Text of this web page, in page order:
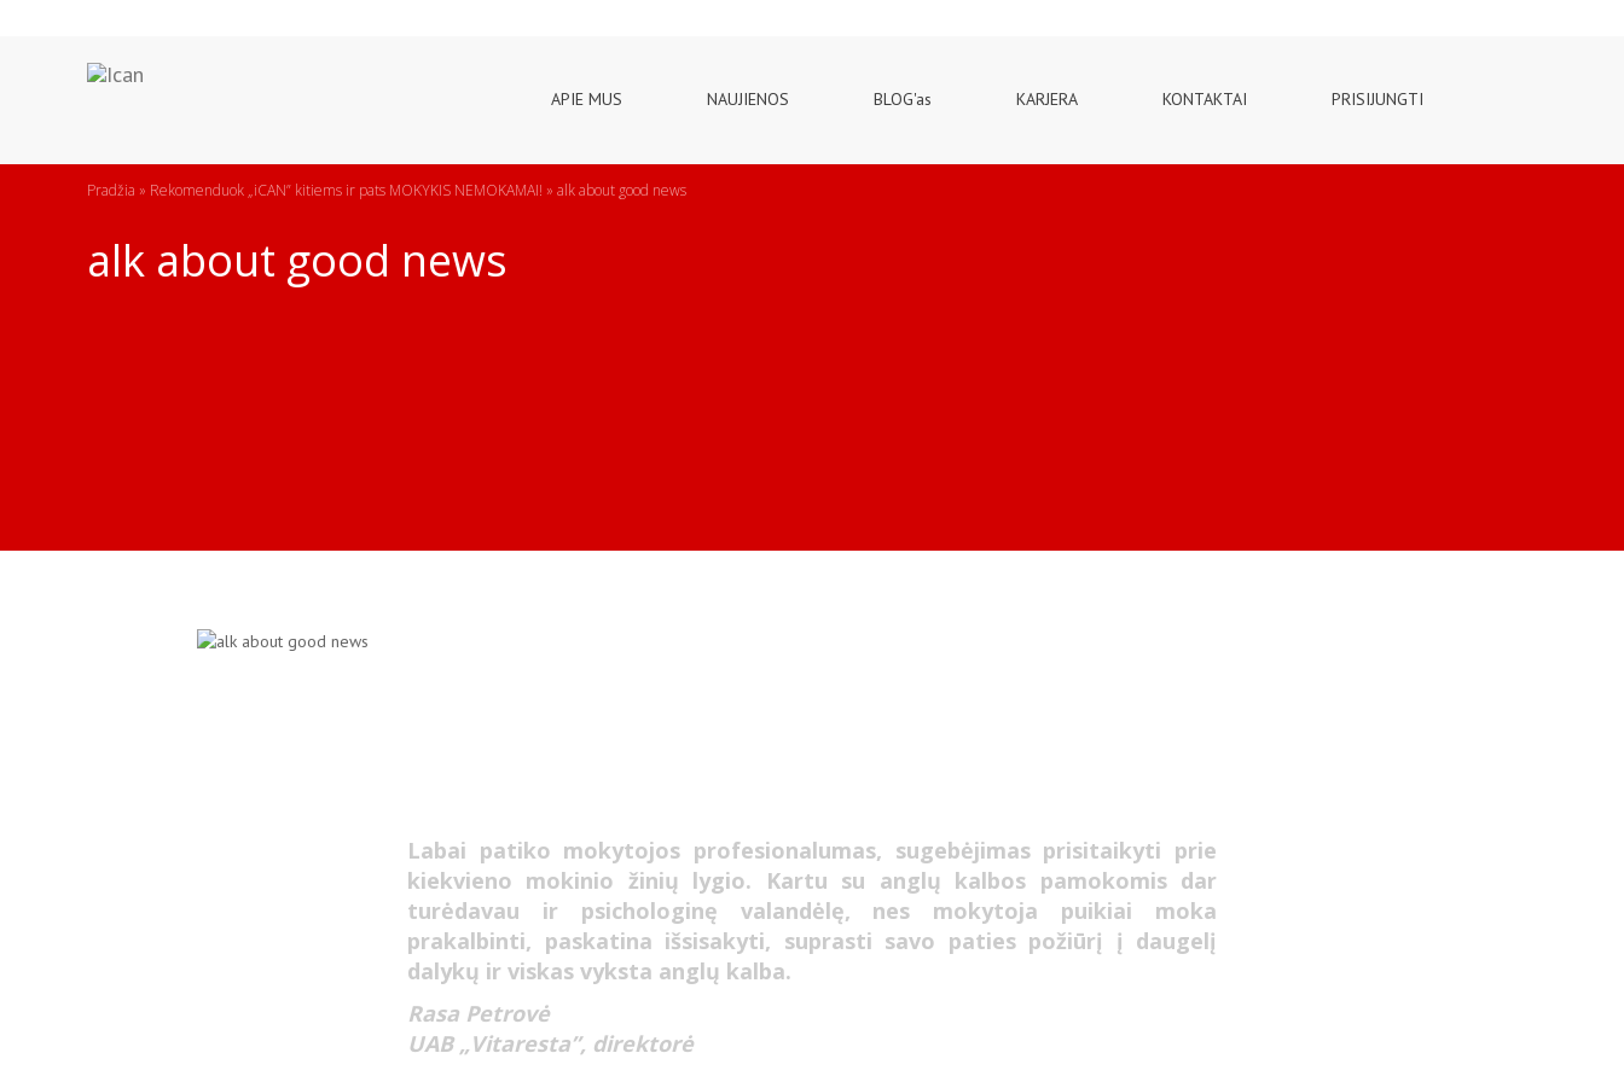
APIE MUS NAUJIENOS BLOG'as KARJERA KONTAKTAI PRISIJUNGTI
Pradžia » Rekomenduok „iCAN” kitiems ir pats MOKYKIS NEMOKAMAI! » alk about good news
alk about good news
Labai patiko mokytojos profesionalumas, sugebėjimas prisitaikyti prie
kiekvieno mokinio žinių lygio. Kartu su anglų kalbos pamokomis dar
turėdavau ir psichologinę valandėlę, nes mokytoja puikiai moka
prakalbinti, paskatina išsisakyti, suprasti savo paties požiūrį į daugelį
dalykų ir viskas vyksta anglų kalba.
Rasa Petrovė
UAB „Vitaresta”, direktorė